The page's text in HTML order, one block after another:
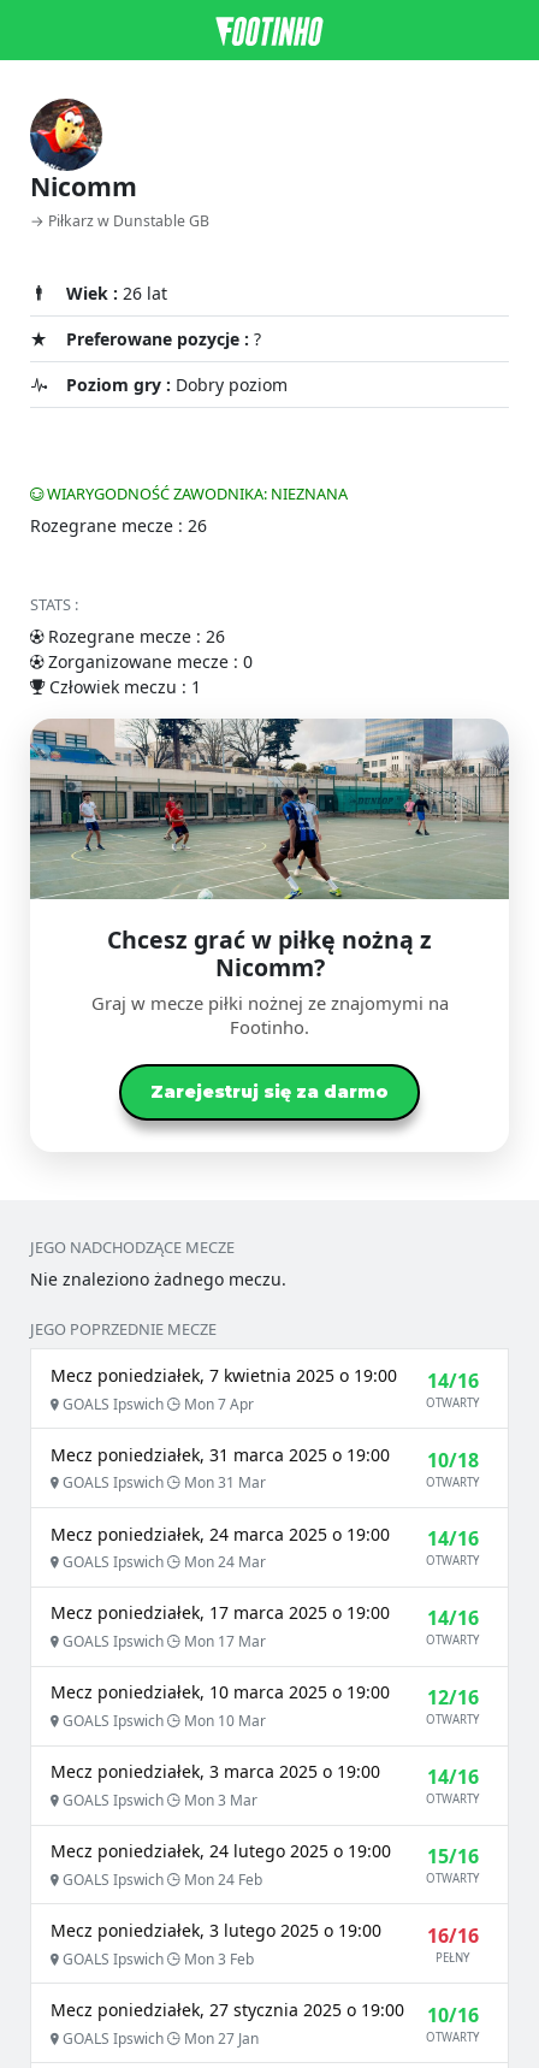
Nicomm
→ Piłkarz w Dunstable GB
Wiek : 26 lat
Preferowane pozycje : ?
Poziom gry : Dobry poziom
WIARYGODNOŚĆ ZAWODNIKA: NIEZNANA
Rozegrane mecze : 26
STATS :
Rozegrane mecze : 26
Zorganizowane mecze : 0
Człowiek meczu : 1
Chcesz grać w piłkę nożną z
Nicomm?
Graj w mecze piłki nożnej ze znajomymi na
Footinho.
Zarejestruj się za darmo
JEGO NADCHODZĄCE MECZE
Nie znaleziono żadnego meczu.
JEGO POPRZEDNIE MECZE
Mecz poniedziałek, 7 kwietnia 2025 o 19:00
GOALS Ipswich Mon 7 Apr
14/16
OTWARTY
Mecz poniedziałek, 31 marca 2025 o 19:00
GOALS Ipswich Mon 31 Mar
10/18
OTWARTY
Mecz poniedziałek, 24 marca 2025 o 19:00
GOALS Ipswich Mon 24 Mar
14/16
OTWARTY
Mecz poniedziałek, 17 marca 2025 o 19:00
GOALS Ipswich Mon 17 Mar
14/16
OTWARTY
Mecz poniedziałek, 10 marca 2025 o 19:00
GOALS Ipswich Mon 10 Mar
12/16
OTWARTY
Mecz poniedziałek, 3 marca 2025 o 19:00
GOALS Ipswich Mon 3 Mar
14/16
OTWARTY
Mecz poniedziałek, 24 lutego 2025 o 19:00
GOALS Ipswich Mon 24 Feb
15/16
OTWARTY
Mecz poniedziałek, 3 lutego 2025 o 19:00
GOALS Ipswich Mon 3 Feb
16/16
PEŁNY
Mecz poniedziałek, 27 stycznia 2025 o 19:00
GOALS Ipswich Mon 27 Jan
10/16
OTWARTY